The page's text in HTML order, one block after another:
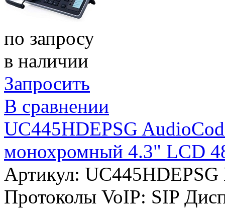
по запросу
в наличии
Запросить
В сравнении
UC445HDEPSG
монохромный 4.3" LCD
Артикул: UC445HDEPSG
Протоколы VoIP: SIP